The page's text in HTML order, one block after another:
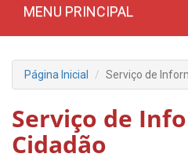
MENU PRINCIPAL
Página Inicial Serviço de
Serviço de
Cidadão